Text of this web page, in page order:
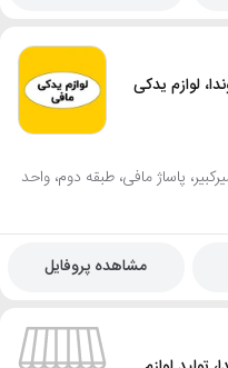
لوازم یدکی
امیرکبیر، پاساژ مافی، طبقه دوم، واحد
مشاهده پروفایل